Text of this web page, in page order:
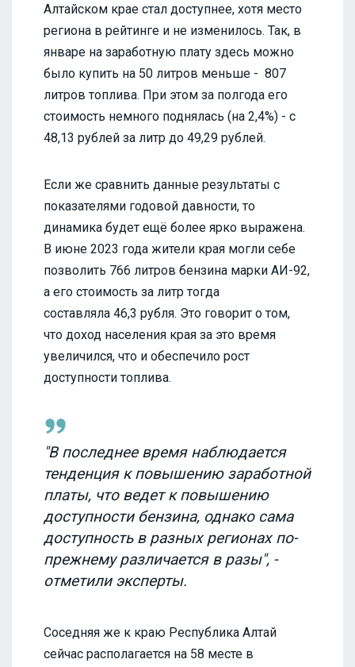
Алтайском крае стал доступнее, хотя место
региона в рейтинге и не изменилось. Так, в
январе на заработную плату здесь можно
было купить на 50 литров меньше - 807
литров топлива. При этом за полгода его
стоимость немного поднялась (на 2,4%) - с
48,13 рублей за литр до 49,29 рублей.
Если же сравнить данные результаты с
показателями годовой давности, то
динамика будет ещё более ярко выражена.
В июне 2023 года жители края могли себе
позволить 766 литров бензина марки АИ-92,
а его стоимость за литр тогда
составляла 46,3 рубля. Это говорит о том,
что доход населения края за это время
увеличился, что и обеспечило рост
доступности топлива.
"В последнее время наблюдается
тенденция к повышению заработной
платы, что ведет к повышению
доступности бензина, однако сама
доступность в разных регионах по-
прежнему различается в разы", -
отметили эксперты.
Соседняя же к краю Республика Алтай
сейчас располагается на 58 месте в